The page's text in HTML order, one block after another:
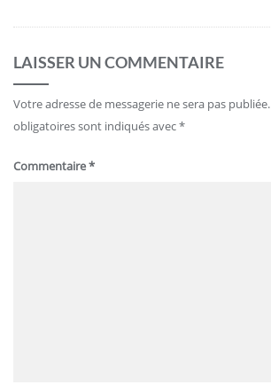
LAISSER UN COMMENTAIRE
Votre adresse de messagerie ne sera pas publiée.
obligatoires sont indiqués avec*
Commentaire*